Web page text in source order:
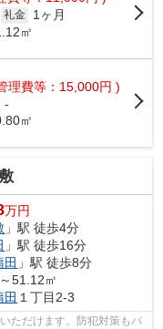
礼金
1ヶ月
㎡
理費等：15,000円 )
-
㎡
万円
」駅 徒歩4分
」駅 徒歩16分
田 」駅 徒歩8分
51.12㎡
田 １丁目2-3
ただけます。防犯対策もバ